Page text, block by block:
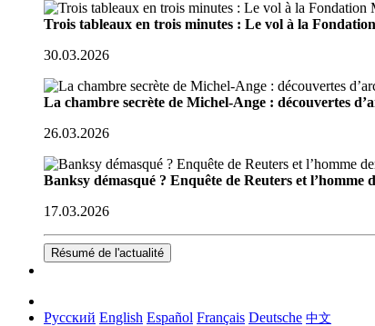
Trois tableaux en trois minutes : Le vol à la
30.03.2026
La chambre secrète de Michel-Ange : découvertes
26.03.2026
Banksy démasqué ? Enquête de Reuters et l’homme
17.03.2026
Résumé de l'actualité
Русский English Español Français Deutsche 中文